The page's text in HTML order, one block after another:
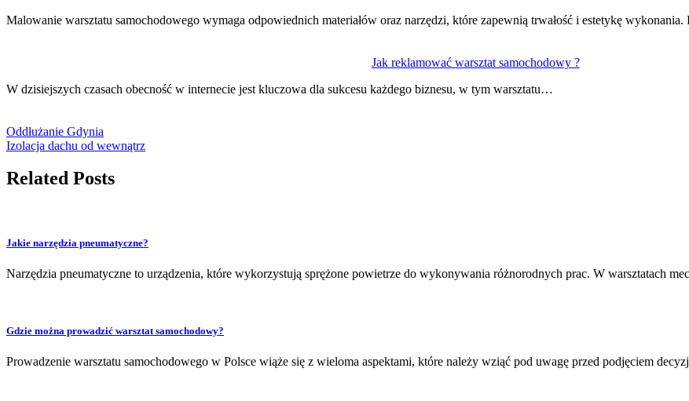
Malowanie warsztatu samochodowego wymaga odpowiednich materiałów oraz narzędzi, które zapewnią trwałość i estetykę
Jak reklamować warsztat samochodowy ?
W dzisiejszych czasach obecność w internecie jest kluczowa dla sukcesu każdego biznesu, w tym warsztatu…
Oddłużanie Gdynia
Izolacja dachu od wewnątrz
Related Posts
Jakie narzędzia pneumatyczne?
Narzędzia pneumatyczne to urządzenia, które wykorzystują sprężone powietrze do wykonywania różnorodnych prac. W warsztatach
Gdzie można prowadzić warsztat samochodowy?
Prowadzenie warsztatu samochodowego w Polsce wiąże się z wieloma aspektami, które należy wziąć pod uwagę przed podjęciem